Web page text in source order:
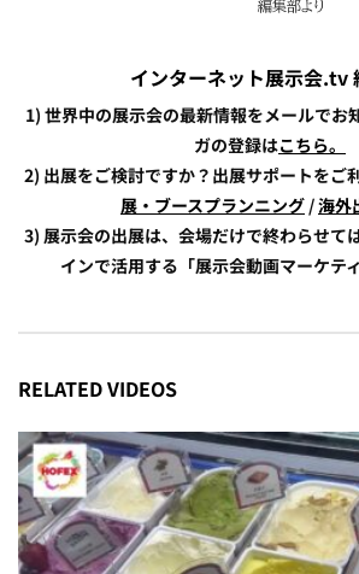
インターネット展示会.tv
1) 世界中の展示会の最新情報をメールでお
ガの登録はこちら。
2) 出展をご検討ですか？出展サポートをご
展・ブースプランニング /海外
3) 展示会の出展は、会場だけで終わらせて
インで活用する「展示会動画マーケテ
RELATED VIDEOS